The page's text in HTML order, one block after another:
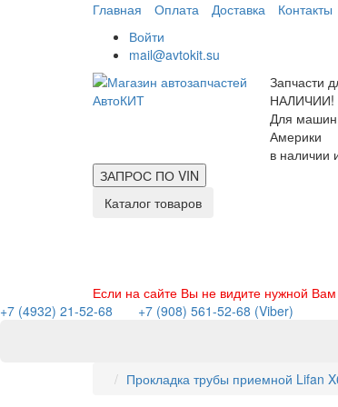
Главная Оплата Доставка
Контакты
Войти
mail@avtokit.su
Запчасти
НАЛИЧИИ!
Для машин
Америки
в наличии
ЗАПРОС ПО VIN
Каталог товаров
Если на сайте Вы не видите нужной
+7 (4932) 21-52-68
+7 (908) 561-52-68 (Viber)
Прокладка трубы приемной Lifan